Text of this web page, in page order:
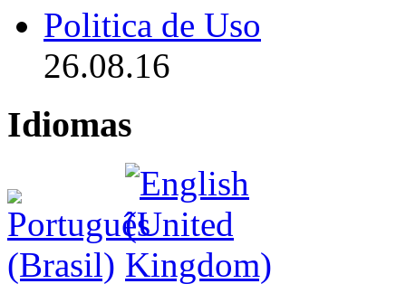
Politica de Uso
26.08.16
Idiomas